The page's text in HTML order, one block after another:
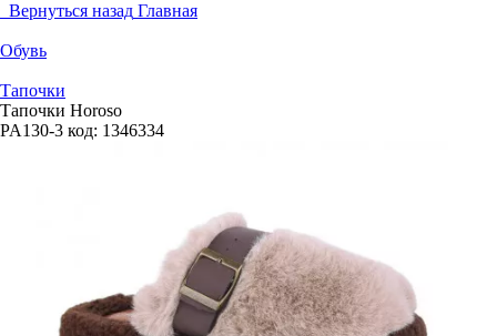
Вернуться назад Главная
Обувь
Тапочки
Тапочки Horoso
PA130-3 код: 1346334